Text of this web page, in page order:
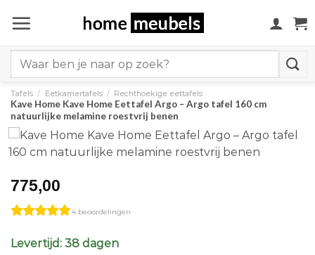
naar
for:
Tafels / Eetkamertafels / Rechthoekige eettafels
Kave Home Kave Home Eettafel Argo – Argo tafel 160 cm
natuurlijke melamine roestvrij benen
775,00
4 beoordelingen
Levertijd: 38 dagen